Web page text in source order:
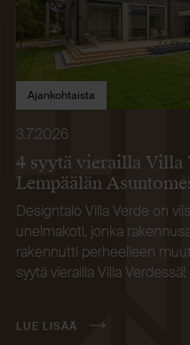
Ajankohtaista
3.7.2026
4 syytä vierailla Villa
Lempäälän
Designtalo Villa Verde on
unelmakoti, jonka
rakennutti perheelleen
syytä vierailla Villa Verdessä!
LUE LISÄÄ